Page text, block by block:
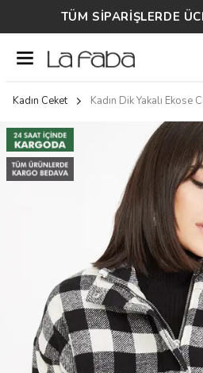
TÜM SİPARİŞLERDE
Kadın Ceket Kadın Dik Yakalı Ekose